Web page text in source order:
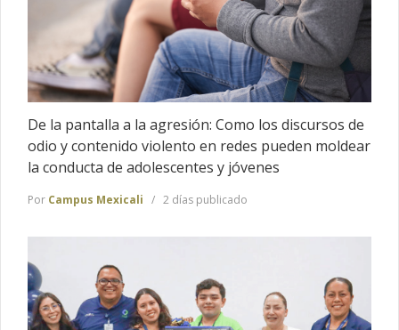
De la pantalla a la agresión: Como los discursos de
odio y contenido violento en redes pueden moldear
la conducta de adolescentes y jóvenes
Por Campus Mexicali 2 días publicado